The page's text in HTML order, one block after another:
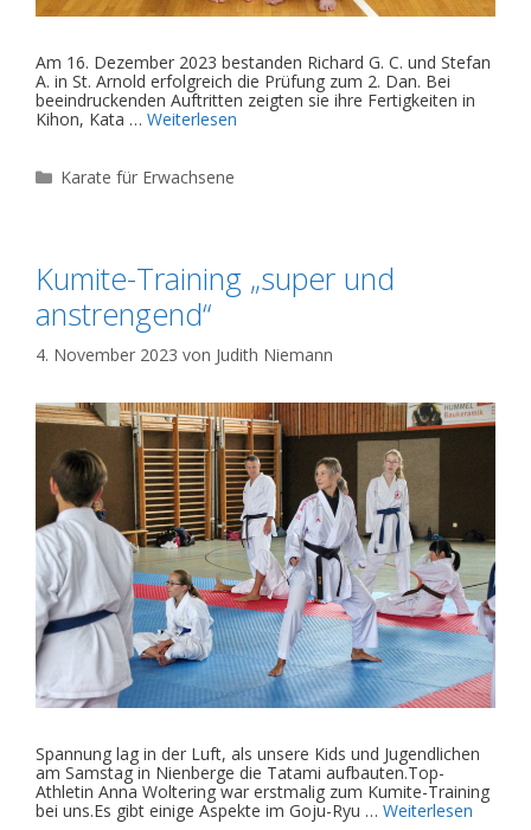
Am 16. Dezember 2023 bestanden Richard G. C. und Stefan
A. in St. Arnold erfolgreich die Prüfung zum 2. Dan. Bei
beeindruckenden Auftritten zeigten sie ihre Fertigkeiten in
Kihon, Kata … Weiterlesen
Kategorien
Karate für Erwachsene
Kumite-Training „super und
anstrengend“
4. November 2023 von Judith Niemann
Spannung lag in der Luft, als unsere Kids und Jugendlichen
am Samstag in Nienberge die Tatami aufbauten.Top-
Athletin Anna Woltering war erstmalig zum Kumite-Training
bei uns.Es gibt einige Aspekte im Goju-Ryu … Weiterlesen